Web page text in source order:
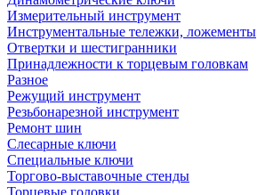
Измерительный инструмент
Инструментальные тележки, ложементы
Отвертки и шестигранники
Принадлежности к торцевым головкам
Разное
Режущий инструмент
Резьбонарезной инструмент
Ремонт шин
Слесарные ключи
Специальные ключи
Торгово-выставочные стенды
Торцевые головки